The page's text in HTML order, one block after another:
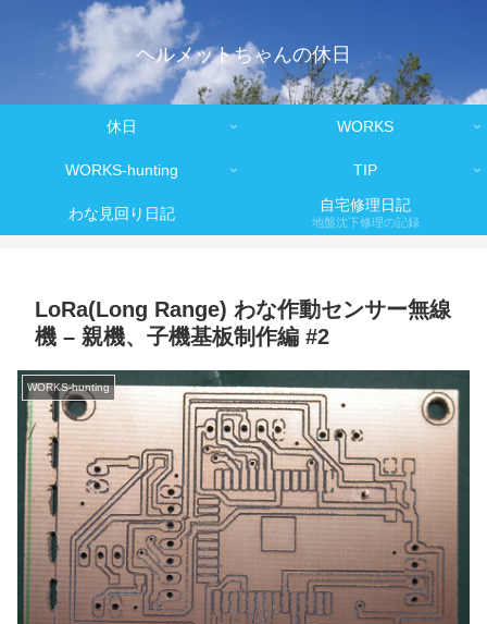
ヘルメットちゃんの休日
休日 WORKS
WORKS-hunting TIP
わな見回り日記 自宅修理日記
地盤沈下修理の記録
LoRa(Long Range) わな作動センサー無線
機 – 親機、子機基板制作編 #2
WORKS-hunting